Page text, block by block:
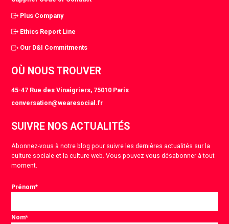
Plus Company
Ethics Report Line
Our D&I Commitments
OÙ NOUS TROUVER
45-47 Rue des Vinaigriers, 75010 Paris
conversation@wearesocial.fr
SUIVRE NOS ACTUALITÉS
Abonnez-vous à notre blog pour suivre les dernières actualités sur la
culture sociale et la culture web. Vous pouvez vous désabonner à tout
moment.
Prénom*
Nom*